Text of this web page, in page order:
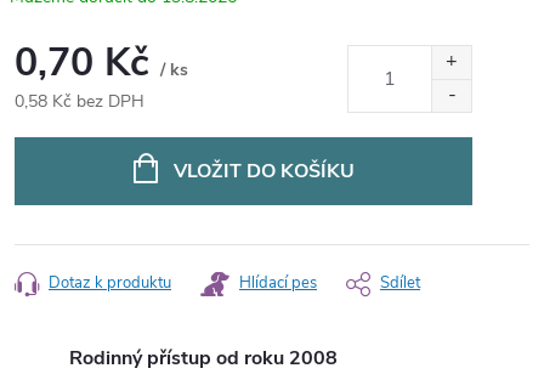
0,70 Kč / ks
0,58 Kč bez DPH
VLOŽIT DO KOŠÍKU
Dotaz k produktu Hlídací pes Sdílet
Rodinný přístup od roku 2008